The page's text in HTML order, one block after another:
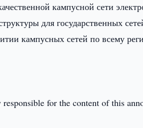
кампусной сети
для государственных
кампусных сетей по всему
for the content of this